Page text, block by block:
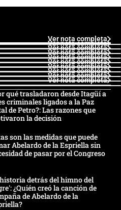
Ver nota completa
Ver nota completa
Ver nota completa
Ver nota completa
Ver nota completa
Ver nota completa
Ver nota completa
Ver nota completa
Ver nota completa
Ver nota completa
qué trasladaron desde Itagüí a
criminales ligados a la Paz
de Petro?: Las razones que
la decisión
son las medidas que puede
Abelardo de la Espriella sin
de pasar por el Congreso
detrás del himno del
¿Quién creó la canción de
de Abelardo de la